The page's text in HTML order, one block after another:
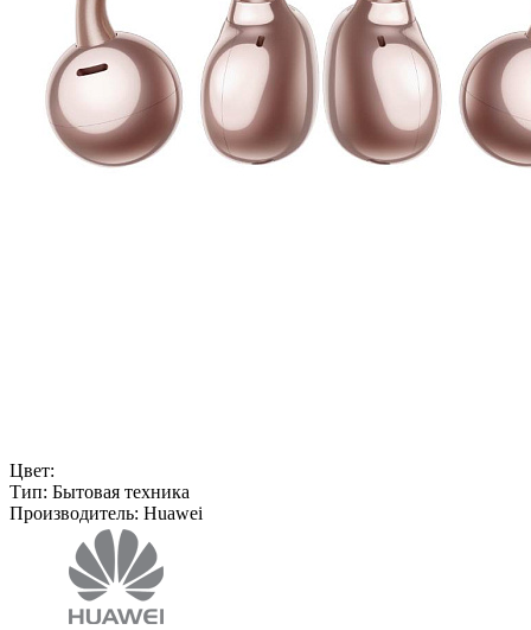
Цвет:
Тип: Бытовая техника
Производитель: Huawei